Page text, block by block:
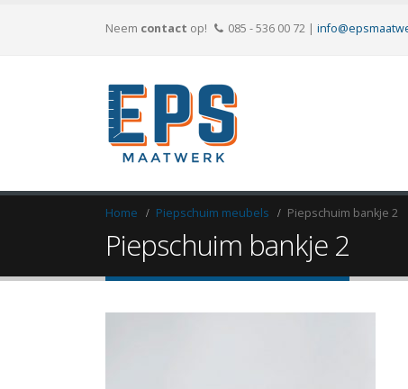
Neem contact op! 085 - 536 00 72 |
Home Piepschuim meubels Piepschuim bankje 2
Piepschuim bankje 2